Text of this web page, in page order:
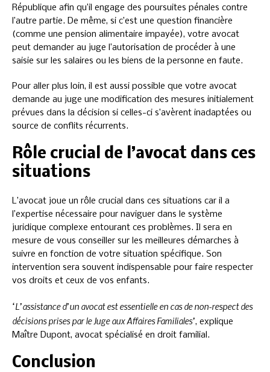
République afin qu’il engage des poursuites pénales contre
l’autre partie. De même, si c’est une question financière
(comme une pension alimentaire impayée), votre avocat
peut demander au juge l’autorisation de procéder à une
saisie sur les salaires ou les biens de la personne en faute.
Pour aller plus loin, il est aussi possible que votre avocat
demande au juge une modification des mesures initialement
prévues dans la décision si celles-ci s’avèrent inadaptées ou
source de conflits récurrents.
Rôle crucial de l’avocat dans ces
situations
L’avocat joue un rôle crucial dans ces situations car il a
l’expertise nécessaire pour naviguer dans le système
juridique complexe entourant ces problèmes. Il sera en
mesure de vous conseiller sur les meilleures démarches à
suivre en fonction de votre situation spécifique. Son
intervention sera souvent indispensable pour faire respecter
vos droits et ceux de vos enfants.
‘L’assistance d’un avocat est essentielle en cas de non-respect des
décisions prises par le Juge aux Affaires Familiales’, explique
Maître Dupont, avocat spécialisé en droit familial.
Conclusion